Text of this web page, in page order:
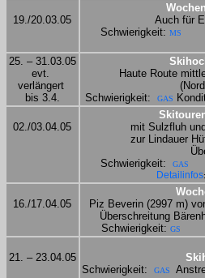
19./20.03.05
Auch für
Schwierigkeit: MS
25. – 31.03.05
evt.
verlängert
bis 3.4.
Haute Route
Schwierigkeit:
GAS
02./03.04.05
mit Sulzfluh
zur Lindauer
Schwierigkeit:
GAS
Detailinfos
16./17.04.05
Piz Beverin (2997 m)
Überschreitung
Schwierigkeit: GS
21. – 23.04.05
Schwierigkeit:
GAS